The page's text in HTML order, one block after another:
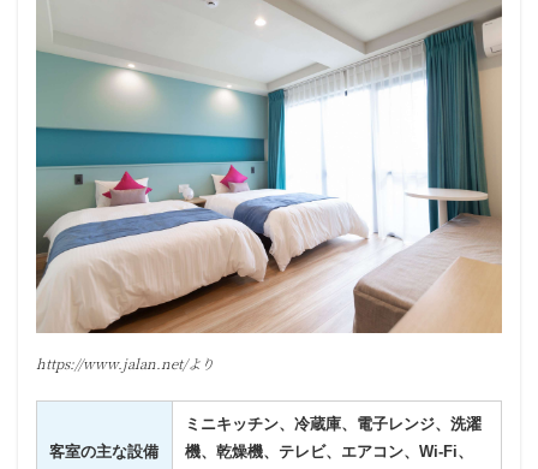
https://www.jalan.net/より
客室の主な設備
ミニキッチン、冷蔵庫、電子レンジ、洗濯
機、乾燥機、テレビ、エアコン、Wi-Fi、